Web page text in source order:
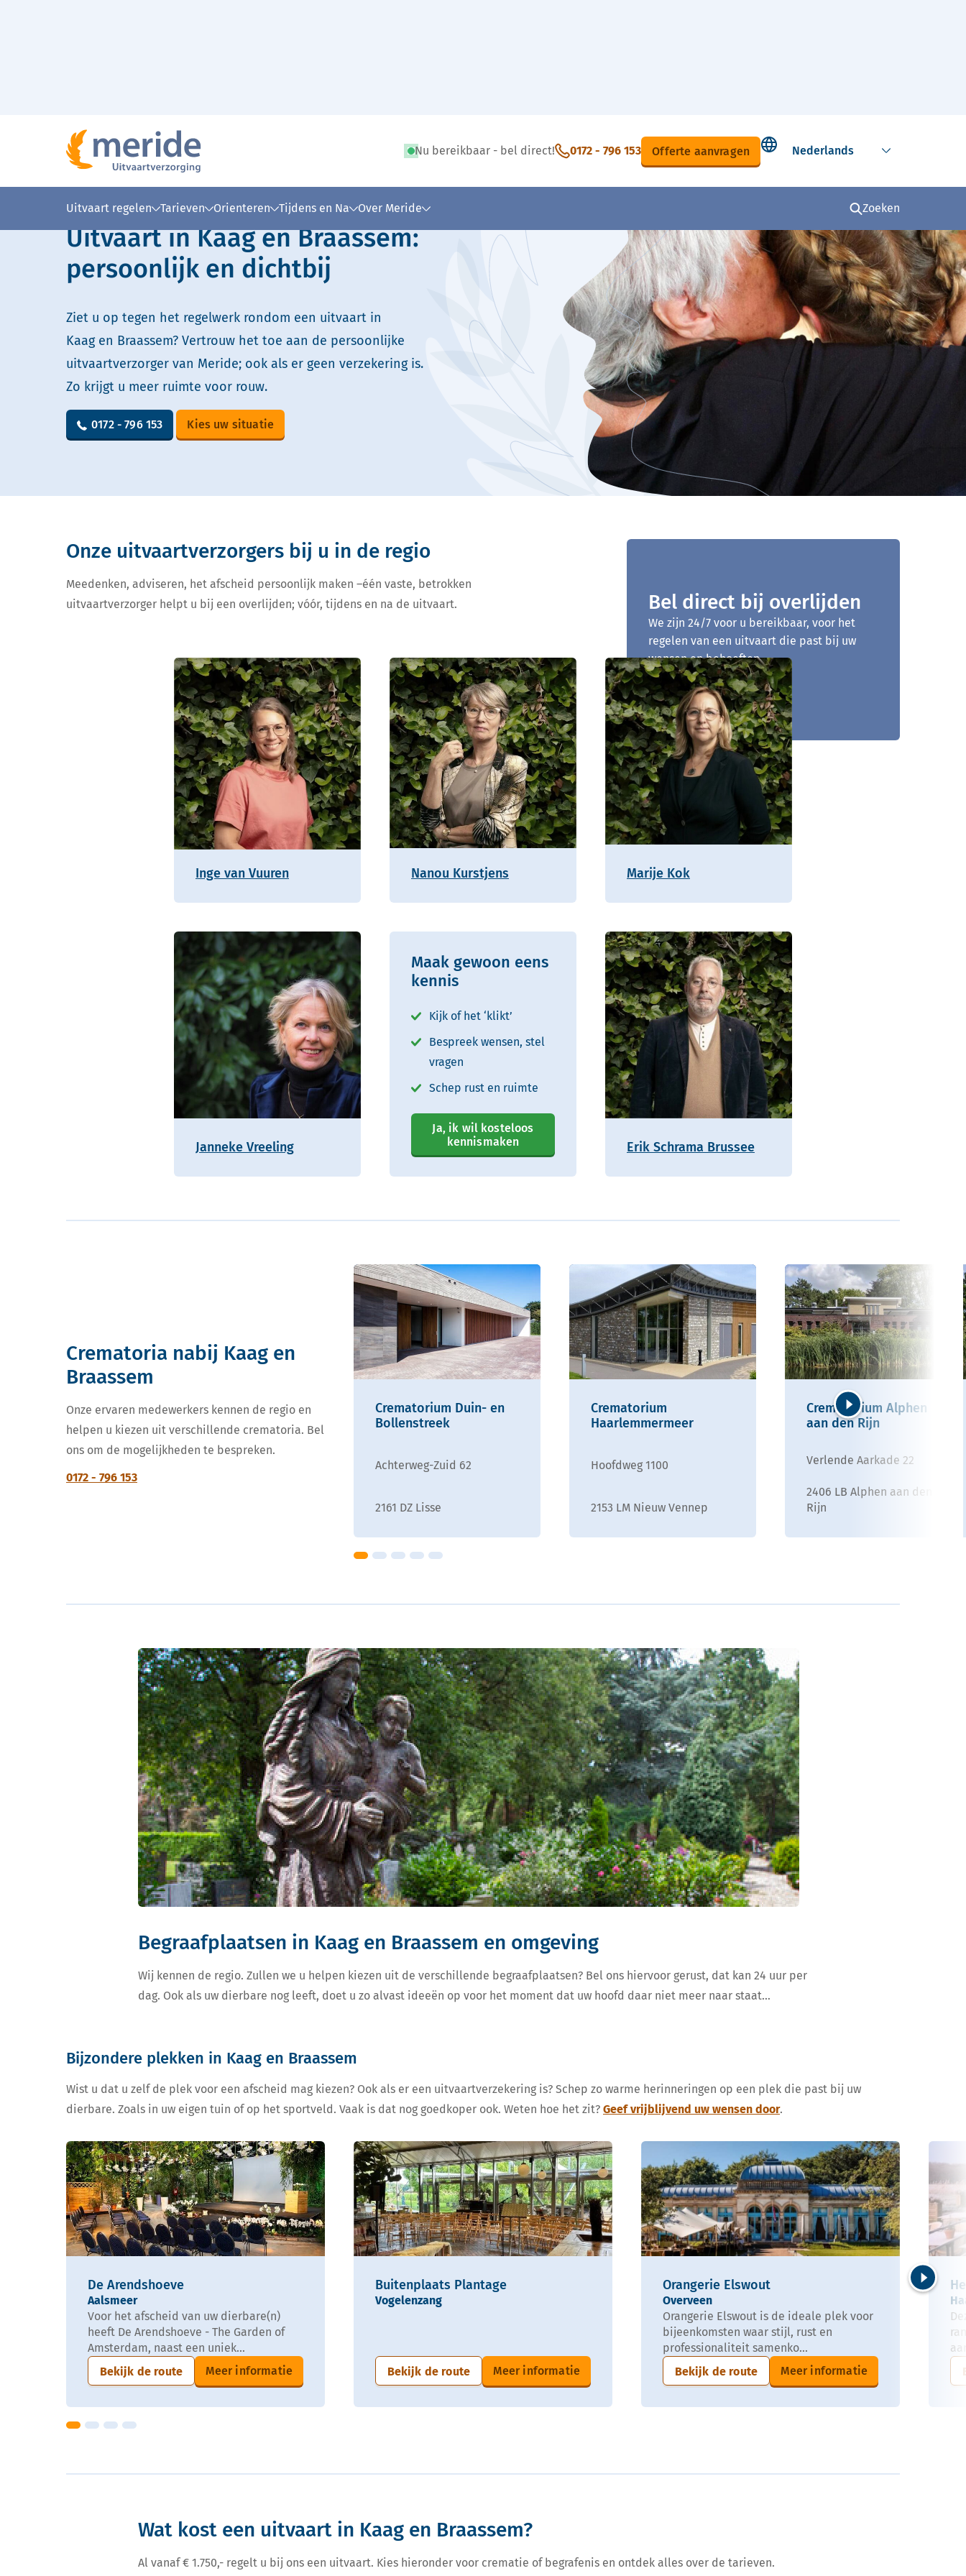
Nu bereikbaar - bel direct! 0172 - 796 153 Offerte aanvragen
Select language
Uitvaart regelen Tarieven Orienteren Tijdens en Na Over Meride Zoeken
Lees voor Uitleg woorden Simpele tekst
Uitvaart in Kaag en Braassem:
persoonlijk en dichtbij
Ziet u op tegen het regelwerk rondom een uitvaart in
Kaag en Braassem? Vertrouw het toe aan de persoonlijke
uitvaartverzorger van Meride; ook als er geen verzekering is.
Zo krijgt u meer ruimte voor rouw.
0172 - 796 153 Kies uw situatie
Bel direct bij overlijden
We zijn 24/7 voor u bereikbaar, voor het
regelen van een uitvaart die past bij uw
wensen en behoeften.
0172 - 796 153
Onze uitvaartverzorgers bij u in de regio
Meedenken, adviseren, het afscheid persoonlijk maken –één vaste, betrokken
uitvaartverzorger helpt u bij een overlijden; vóór, tijdens en na de uitvaart.
Inge van Vuuren Nanou Kurstjens Marije Kok
Janneke Vreeling
Maak gewoon eens
kennis
Kijk of het ‘klikt’
Bespreek wensen, stel
vragen
Schep rust en ruimte
Ja, ik wil kosteloos
kennismaken
Erik Schrama Brussee
Crematoria nabij Kaag en
Braassem
Onze ervaren medewerkers kennen de regio en
helpen u kiezen uit verschillende crematoria. Bel
ons om de mogelijkheden te bespreken.
0172 - 796 153
Crematorium Duin- en
Bollenstreek
Achterweg-Zuid 62
2161 DZ Lisse
Crematorium
Haarlemmermeer
Hoofdweg 1100
2153 LM Nieuw Vennep
Crematorium Alphen
aan den Rijn
Verlende Aarkade 22
2406 LB Alphen aan den
Rijn
Volgende
Begraafplaatsen in Kaag en Braassem en omgeving
Wij kennen de regio. Zullen we u helpen kiezen uit de verschillende begraafplaatsen? Bel ons hiervoor gerust, dat kan 24 uur per
dag. Ook als uw dierbare nog leeft, doet u zo alvast ideeën op voor het moment dat uw hoofd daar niet meer naar staat…
Bijzondere plekken in Kaag en Braassem
Wist u dat u zelf de plek voor een afscheid mag kiezen? Ook als er een uitvaartverzekering is? Schep zo warme herinneringen op een plek die past bij uw
dierbare. Zoals in uw eigen tuin of op het sportveld. Vaak is dat nog goedkoper ook. Weten hoe het zit? Geef vrijblijvend uw wensen door.
De Arendshoeve
Aalsmeer
Voor het afscheid van uw dierbare(n)
heeft De Arendshoeve - The Garden of
Amsterdam, naast een uniek...
Bekijk de route
Meer informatie
Buitenplaats Plantage
Vogelenzang
Bekijk de route Meer informatie
Orangerie Elswout
Overveen
Orangerie Elswout is de ideale plek voor
bijeenkomsten waar stijl, rust en
professionaliteit samenko...
Bekijk de route
Meer informatie
Volgende
Wat kost een uitvaart in Kaag en Braassem?
Al vanaf € 1.750,- regelt u bij ons een uitvaart. Kies hieronder voor crematie of begrafenis en ontdek alles over de tarieven.